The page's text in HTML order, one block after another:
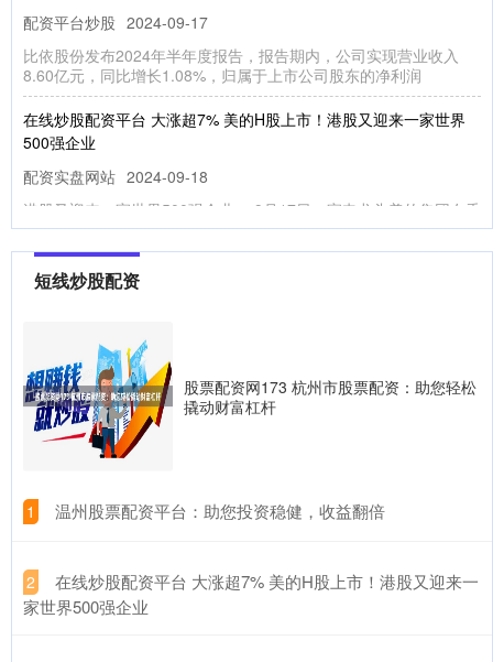
配资平台炒股 2024-09-17
比依股份发布2024年半年度报告，报告期内，公司实现营业收入
8.60亿元，同比增长1.08%，归属于上市公司股东的净利润
在线炒股配资平台 大涨超7% 美的H股上市！港股又迎来一家世界
500强企业
配资实盘网站 2024-09-18
港股又迎来一家世界500强企业。 9月17日，家电龙头美的集团在香
港联合交易所主板挂牌上市（股票代码：00300.HK）
配资好评炒股配资门户 实盘配资炒股：解锁财富新密码，开启投资
新征程
实盘配资炒股，是一种通过借用资金放大投资杠杆的投资方式。它
为投资者提供了撬动更大资金的可能，从而有机会获得更高的收
益。
股票哪个证券公司好 股票投资中的超配策略：优势和风险
超配策略是一种股票投资策略股票哪个证券公司好，投资者将资金
短线炒股配资
股票配资网173 杭州市股票配资：助您轻松
撬动财富杠杆
1 ​温州股票配资平台：助您投资稳健，收益翻倍
2
​在线炒股配资平台 大涨超7% 美的H股上市！港股又迎来一
家世界500强企业